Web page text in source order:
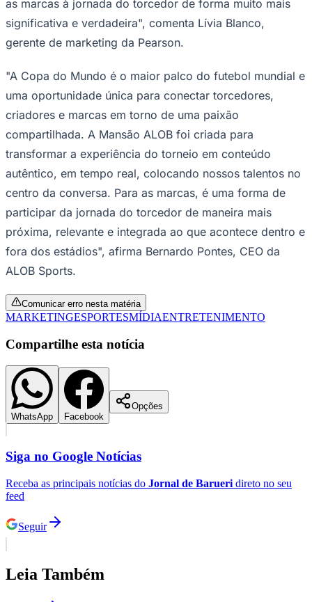
Goiás
gerente de marketing da Pearson.
"A Copa do Mundo é o maior palco do futebol mundial e
criadores e marcas em torno de uma paixão
compartilhada. A Mansão ALOB foi criada para
transformar a experiência do torneio em conteúdo
autêntico, em tempo real, colocando nossos talentos no
centro da conversa. Para as marcas, é uma forma de
participar da jornada do torcedor de maneira mais
próxima, relevante e integrada ao que acontece dentro e
fora dos estádios", afirma Bernardo Pontes, CEO da
ALOB Sports.
Comunicar erro nesta matéria
Compartilhe esta notícia
WhatsApp Facebook
Siga no Google Notícias
Receba as principais notícias do
feed
Seguir
Leia Também
Ver mais